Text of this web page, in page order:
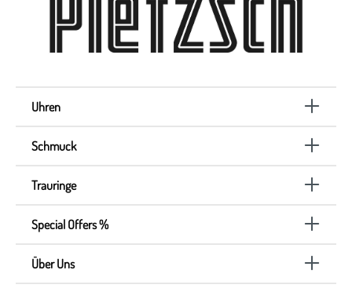
Uhren
Schmuck
Trauringe
Special Offers %
Über Uns